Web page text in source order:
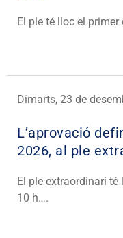
El ple té lloc el
Dimarts, 23 de
L’aprovació
2026, al ple
El ple extraordinari
10 h….